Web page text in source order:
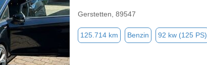
Gerstetten, 89547
125.714 km Benzin 92 kw (125 PS)